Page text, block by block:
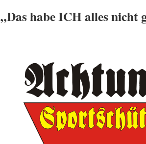
„Das habe ICH alles nicht